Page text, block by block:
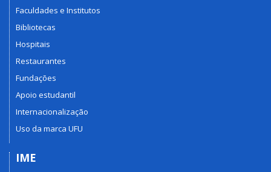
Faculdades e Institutos
Bibliotecas
Hospitais
Restaurantes
Fundações
Apoio estudantil
Internacionalização
Uso da marca UFU
IME